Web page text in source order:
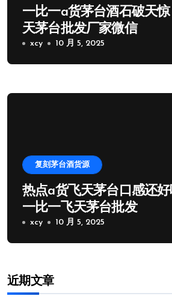
一比一a货茅台酒石破天
天茅台批发厂家微信
xcy 10 月 5, 2025
复刻茅台酒货源
热点a货飞天茅台口感还
一比一飞天茅台批发
xcy 10 月 5, 2025
近期文章